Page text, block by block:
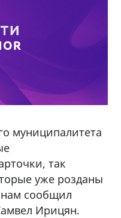
муниципалитета
так
уже розданы
сообщил
Ирицян.